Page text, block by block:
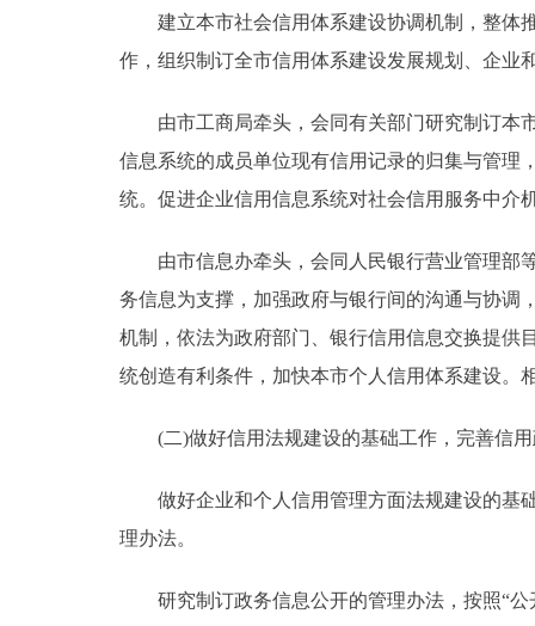
建立本市社会信用体系建设协调机制，整体推
作，组织制订全市信用体系建设发展规划、企业
由市工商局牵头，会同有关部门研究制订本市
信息系统的成员单位现有信用记录的归集与管理
统。促进企业信用信息系统对社会信用服务中介
由市信息办牵头，会同人民银行营业管理部等
务信息为支撑，加强政府与银行间的沟通与协调
机制，依法为政府部门、银行信用信息交换提供
统创造有利条件，加快本市个人信用体系建设。
(二)做好信用法规建设的基础工作，完善信用
做好企业和个人信用管理方面法规建设的基础
理办法。
研究制订政务信息公开的管理办法，按照“公